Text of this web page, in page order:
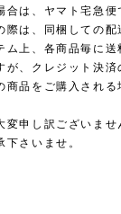
は、ヤマト宅急便
は、同梱しての配
ム上、各商品毎に送
、クレジット決済
品をご購入される
変申し訳ございませ
さいませ。